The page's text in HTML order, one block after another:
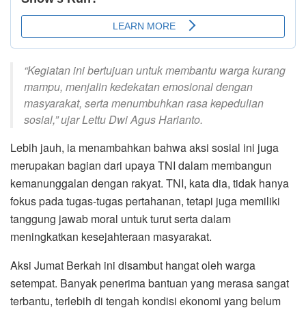
“Kegiatan ini bertujuan untuk membantu warga kurang
mampu, menjalin kedekatan emosional dengan
masyarakat, serta menumbuhkan rasa kepedulian
sosial,” ujar Lettu Dwi Agus Harianto.
Lebih jauh, ia menambahkan bahwa aksi sosial ini juga
merupakan bagian dari upaya TNI dalam membangun
kemanunggalan dengan rakyat. TNI, kata dia, tidak hanya
fokus pada tugas-tugas pertahanan, tetapi juga memiliki
tanggung jawab moral untuk turut serta dalam
meningkatkan kesejahteraan masyarakat.
Aksi Jumat Berkah ini disambut hangat oleh warga
setempat. Banyak penerima bantuan yang merasa sangat
terbantu, terlebih di tengah kondisi ekonomi yang belum